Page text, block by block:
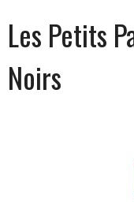
Les Petits
Noirs